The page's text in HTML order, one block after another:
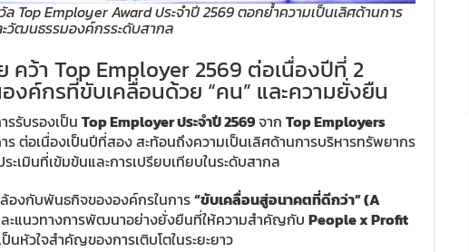
ล Top Employer Award ประจำปี 2569 ตอกย้ำความเป็นเลิศด้านการ
วัฒนธรรมองค์กรระดับสากล
คว้า Top Employer 2569 ต่อเนื่องปีที่ 2
งค์กรที่ขับเคลื่อนด้วย “คน” และความยั่งยืน
รรับรองเป็น Top Employer ประจำปี 2569จาก Top Employers
ร ต่อเนื่องเป็นปีที่สอง สะท้อนถึงความเป็นเลิศด้านการบริหารทรัพยากร
ะเมินที่เข้มข้นและการเปรียบเทียบในระดับสากล
องกับพันธกิจขององค์กรในการ“ขับเคลื่อนสู่อนาคตที่ดีกว่า” (A
ะแนวทางการพัฒนาอย่างยั่งยืนที่ให้ความสำคัญกับ People x Profit
นหัวใจสำคัญของการเติบโตในระยะยาว